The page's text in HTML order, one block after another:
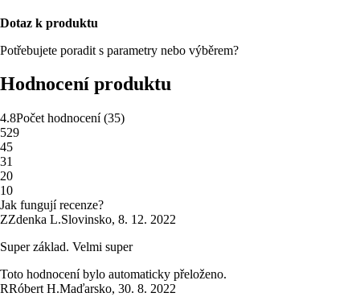
Dotaz k produktu
Potřebujete poradit s parametry nebo výběrem?
Hodnocení produktu
4.8Počet hodnocení(35)
529
45
31
20
10
Jak fungují recenze?
ZZdenka L.Slovinsko, 8. 12. 2022
Super základ. Velmi super
Toto hodnocení bylo automaticky přeloženo.
RRóbert H.Maďarsko, 30. 8. 2022